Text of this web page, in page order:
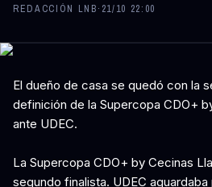
REDACCIÓN LNB· 21/10 22:00
El dueño de casa se quedó con la
definición de la Supercopa CDO+
ante UDEC.
La Supercopa CDO+ by Cecinas
segundo finalista. UDEC